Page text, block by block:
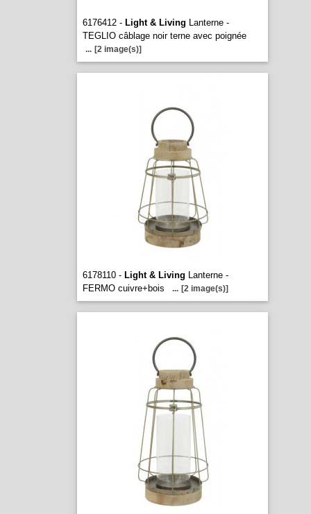
6176412 - Light & Living Lanterne -
TEGLIO câblage noir terne avec poignée
... [2 image(s)]
6178110 - Light & Living Lanterne -
FERMO cuivre+bois
... [2 image(s)]